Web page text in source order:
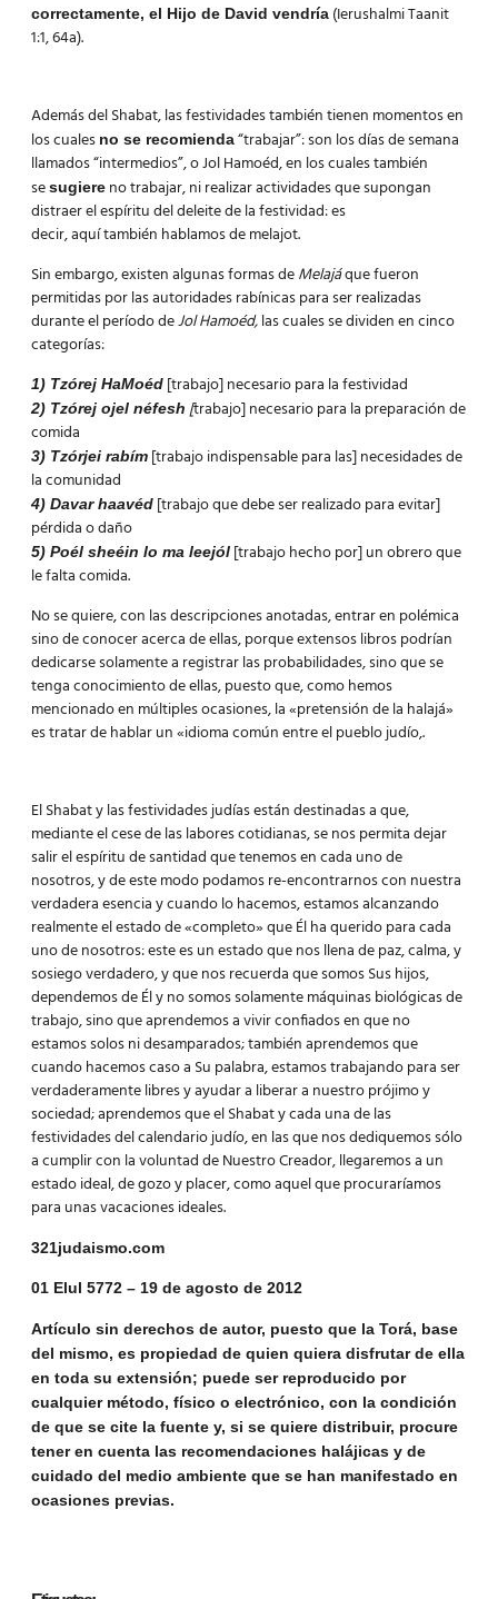
correctamente, el Hijo de David vendría (Ierushalmi Taanit
1:1, 64a).
Además del Shabat, las festividades también tienen momentos en
los cuales no se recomienda“trabajar”: son los días de semana
llamados “intermedios”, o Jol Hamoéd, en los cuales también
sesugiere no trabajar, ni realizar actividades que supongan
distraer el espíritu del deleite de la festividad: es
decir, aquí también hablamos de melajot.
Sin embargo, existen algunas formas deMelajáque fueron
permitidas por las autoridades rabínicas para ser realizadas
durante el período deJol Hamoéd,las cuales se dividen en cinco
categorías:
1) Tzórej HaMoéd [trabajo] necesario para la festividad
2) Tzórej ojel néfesh [trabajo] necesario para la preparación de
comida
3) Tzórjei rabím [trabajo indispensable para las] necesidades de
la comunidad
4) Davar haavéd [trabajo que debe ser realizado para evitar]
pérdida o daño
5) Poél sheéin lo ma leejól [trabajo hecho por] un obrero que
le falta comida.
No se quiere, con las descripciones anotadas, entrar en polémica
sino de conocer acerca de ellas, porque extensos libros podrían
dedicarse solamente a registrar las probabilidades, sino que se
tenga conocimiento de ellas, puesto que, como hemos
mencionado en múltiples ocasiones, la «pretensión de la halajá»
es tratar de hablar un «idioma común entre el pueblo judío,.
El Shabat y las festividades judías están destinadas a que,
mediante el cese de las labores cotidianas, se nos permita dejar
salir el espíritu de santidad que tenemos en cada uno de
nosotros, y de este modo podamos re-encontrarnos con nuestra
verdadera esencia y cuando lo hacemos, estamos alcanzando
realmente el estado de «completo» que Él ha querido para cada
uno de nosotros: este es un estado que nos llena de paz, calma, y
sosiego verdadero, y que nos recuerda que somos Sus hijos,
dependemos de Él y no somos solamente máquinas biológicas de
trabajo, sino que aprendemos a vivir confiados en que no
estamos solos ni desamparados; también aprendemos que
cuando hacemos caso a Su palabra, estamos trabajando para ser
verdaderamente libres y ayudar a liberar a nuestro prójimo y
sociedad; aprendemos que el Shabat y cada una de las
festividades del calendario judío, en las que nos dediquemos sólo
a cumplir con la voluntad de Nuestro Creador, llegaremos a un
estado ideal, de gozo y placer, como aquel que procuraríamos
para unasvacacionesideales.
321judaismo.com
01 Elul 5772 – 19 de agosto de 2012
Artículo sin derechos de autor, puesto que la Torá, base
del mismo, es propiedad de quien quiera disfrutar de ella
en toda su extensión; puede ser reproducido por
cualquier método, físico o electrónico, con la condición
de que se cite la fuente y, si se quiere distribuir, procure
tener en cuenta las recomendaciones halájicas y de
cuidado del medio ambiente que se han manifestado en
ocasiones previas.